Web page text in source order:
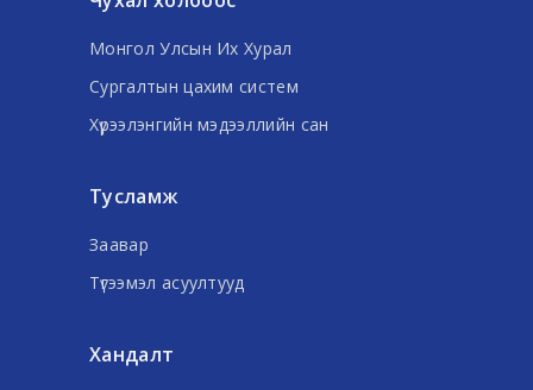
Монгол Улсын Их Хурал
Сургалтын цахим систем
Хүрээлэнгийн мэдээллийн сан
Тусламж
Заавар
Түгээмэл асуултууд
Хандалт